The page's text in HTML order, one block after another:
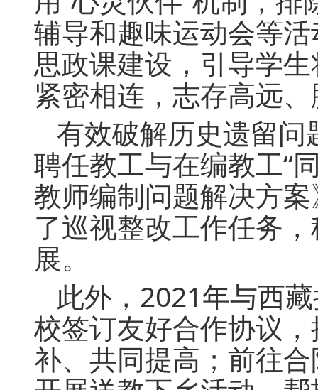
辅导和趣味运动会等
思政课建设，引导学
紧密相连，志存高远
有效破解历史遗留
聘任教工与在编教工“
教师编制问题解决方
了巡视整改工作任务
展。
此外，2021年与西
校签订友好合作协议
补、共同提高；前往